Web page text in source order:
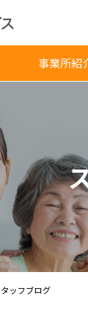
事業所紹
ッフブログ